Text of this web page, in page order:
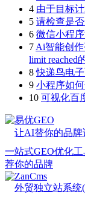
4 由于目标
5 请检查是
6 微信小程
7 Ai智能创作
limit reached
8快递鸟电
9 小程序如
10 可视化百
易优GEO
让AI替你的品牌
一站式GEO优化
荐你的品牌
ZanCms
外贸独立站系统